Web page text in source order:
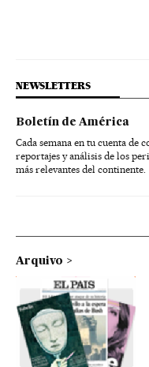
NEWSLETTERS
Boletín de América
Cada semana en tu cuenta de
reportajes y análisis de los
más relevantes del continente.
Arquivo